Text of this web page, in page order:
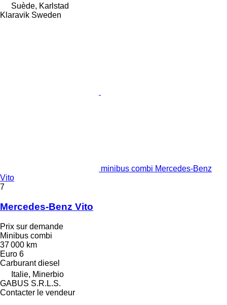
Suède, Karlstad
Klaravik Sweden
minibus combi Mercedes-Benz
Vito
7
Mercedes-Benz Vito
Prix sur demande
Minibus combi
37 000 km
Euro 6
Carburant diesel
Italie, Minerbio
GABUS S.R.L.S.
Contacter le vendeur